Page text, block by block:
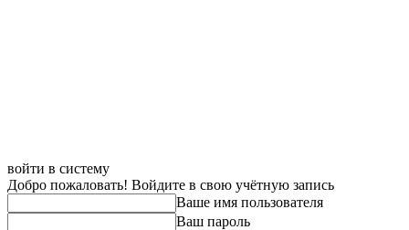
войти в систему
Добро пожаловать! Войдите в свою учётную запись
Ваше имя пользователя
Ваш пароль